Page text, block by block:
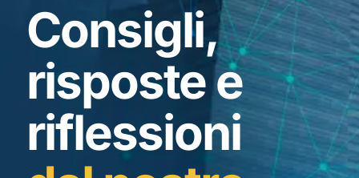
Consigli,
risposte e
riflessioni